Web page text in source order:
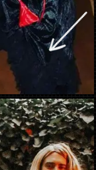
https://danidrops.com.br/fr/costumes-de-carnaval-2023/